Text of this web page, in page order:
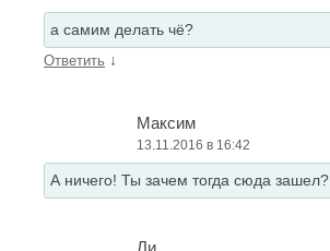
а самим делать чё?
Ответить ↓
Максим
13.11.2016 в 16:42
А ничего! Ты зачем тогда сюда зашел?